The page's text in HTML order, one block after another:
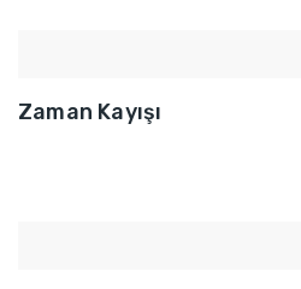
Zaman Kayışı